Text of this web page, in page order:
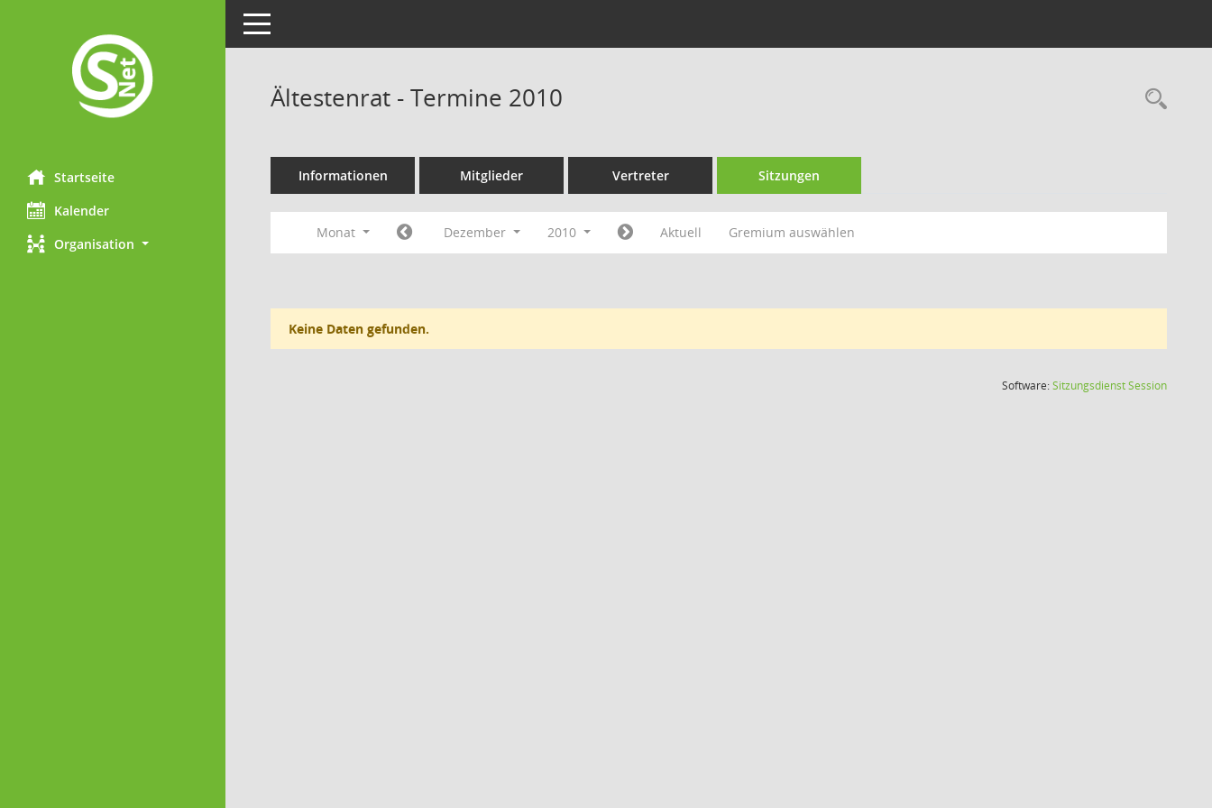
Startseite
Kalender
Organisation
Toggle navigation
Ältestenrat - Termine 2010
Informationen Mitglieder Vertreter Sitzungen
Monat Dezember 2010 Aktuell Gremium auswählen
Keine Daten gefunden.
Software:SitzungsdienstSession(Wird in